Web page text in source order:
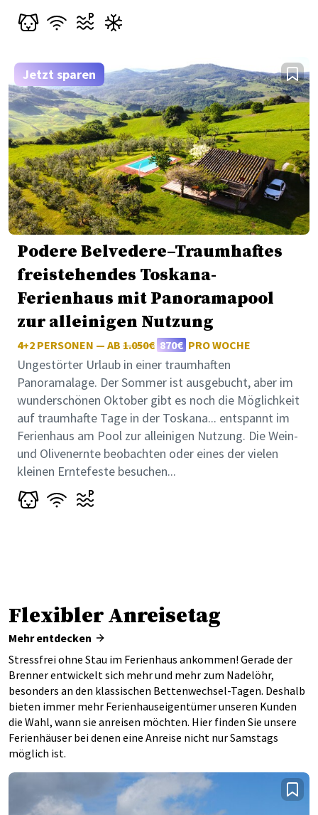
Jetzt sparen
Podere Belvedere–Traumhaftes
freistehendes Toskana-
Ferienhaus mit Panoramapool
zur alleinigen Nutzung
4+2 PERSONEN — AB 1.050€ 870€ PRO WOCHE
Ungestörter Urlaub in einer traumhaften
Panoramalage. Der Sommer ist ausgebucht, aber im
wunderschönen Oktober gibt es noch die Möglichkeit
auf traumhafte Tage in der Toskana... entspannt im
Ferienhaus am Pool zur alleinigen Nutzung. Die Wein-
und Olivenernte beobachten oder eines der vielen
kleinen Erntefeste besuchen...
Flexibler Anreisetag
Mehr entdecken
Stressfrei ohne Stau im Ferienhaus ankommen! Gerade der
Brenner entwickelt sich mehr und mehr zum Nadelöhr,
besonders an den klassischen Bettenwechsel-Tagen. Deshalb
bieten immer mehr Ferienhauseigentümer unseren Kunden
die Wahl, wann sie anreisen möchten. Hier finden Sie unsere
Ferienhäuser bei denen eine Anreise nicht nur Samstags
möglich ist.